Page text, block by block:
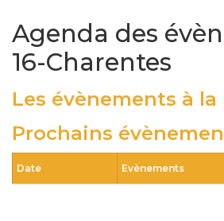
Agenda des
16-Charentes
Les évènements à la
Prochains
Date Evènements